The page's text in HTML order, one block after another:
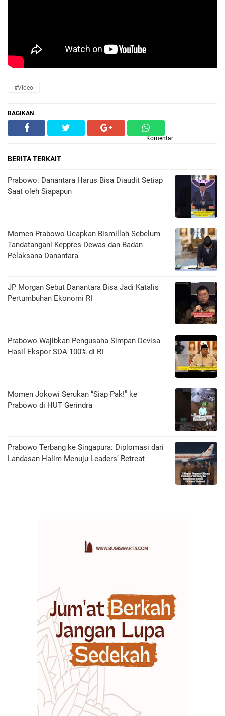
#Video
BAGIKAN
Komentar
BERITA TERKAIT
Prabowo: Danantara Harus Bisa Diaudit Setiap
Saat oleh Siapapun
Momen Prabowo Ucapkan Bismillah Sebelum
Tandatangani Keppres Dewas dan Badan
Pelaksana Danantara
JP Morgan Sebut Danantara Bisa Jadi Katalis
Pertumbuhan Ekonomi RI
Prabowo Wajibkan Pengusaha Simpan Devisa
Hasil Ekspor SDA 100% di RI
Momen Jokowi Serukan “Siap Pak!” ke
Prabowo di HUT Gerindra
Prabowo Terbang ke Singapura: Diplomasi dari
Landasan Halim Menuju Leaders’ Retreat